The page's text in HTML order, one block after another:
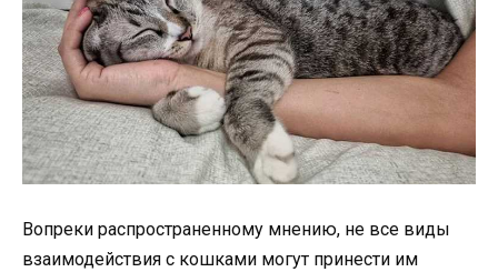
Вопреки распространенному мнению, не все виды
взаимодействия с кошками могут принести им